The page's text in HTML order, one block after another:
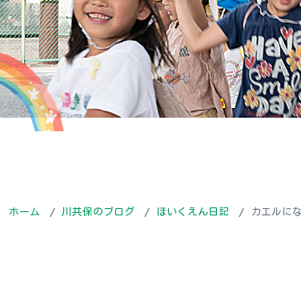
ホーム 川共保のブログ ほいくえん日記 カエルに